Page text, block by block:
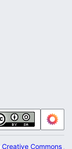
Creative Commons